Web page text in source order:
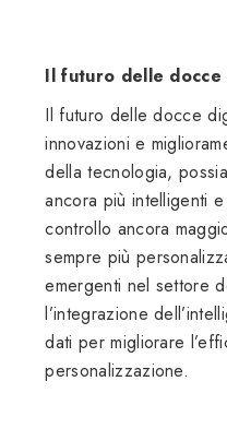
Il futuro delle
Il futuro delle docce
innovazioni e
della tecnologia,
ancora più intelligenti
controllo ancora
sempre più
emergenti nel settore
l’integrazione
dati per migliorare
personalizzazione.